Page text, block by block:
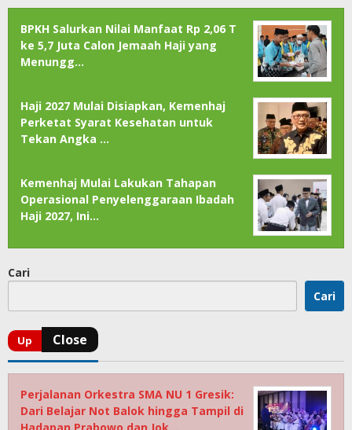
BPKH Salurkan Nilai Manfaat Rp 2,06 T
ke 5,7 Juta Calon Jemaah Haji yang
Menungg…
Haji 2027 Mulai Disiapkan, Kemenhaj
Perketat Syarat Kesehatan untuk
Tekan Angka …
Kemenhaj Mulai Lakukan Tahapan
Operasional Penyelenggaraan Ibadah
Haji 2027, Ini…
Cari
Cari
Perjalanan Orkestra SMA NU 1 Gresik:
Dari Belajar Not Balok hingga Tampil di